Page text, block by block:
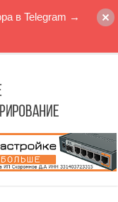
в Telegram →